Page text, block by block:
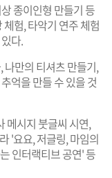
종이인형 만들기 등
험, 타악기 연주 체험
다.
나만의 티셔츠 만들기,
억을 만들 수 있을 것
메시지 붓글씨 시연,
'요요, 저글링, 마임의
인터랙티브 공연' 등